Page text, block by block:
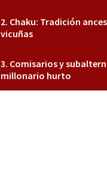
Chaku: Tradición
vicuñas
Comisarios y
millonario hurto